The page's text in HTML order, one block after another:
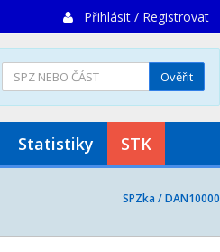
Přihlásit / Registrovat
Ověřit
Statistiky STK
SPZka /DAN10000